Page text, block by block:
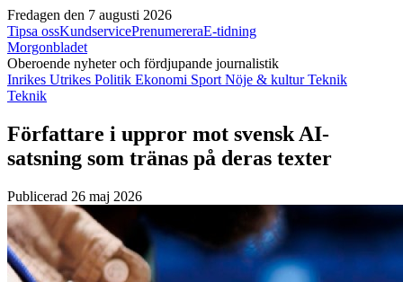
Fredagen den 7 augusti 2026
Tipsa ossKundservicePrenumereraE-tidning
Morgonbladet
Oberoende nyheter och fördjupande journalistik
Inrikes Utrikes Politik Ekonomi Sport Nöje & kulturTeknik
Teknik
Författare i uppror mot svensk AI-
satsning som tränas på deras texter
Publicerad 26 maj 2026